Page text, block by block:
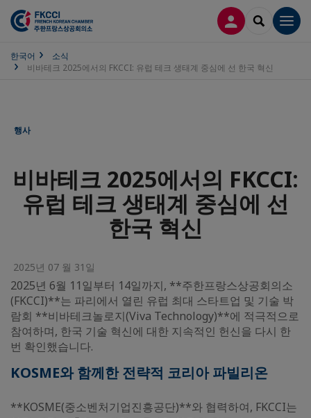
접속 SEARCH
한국어
소식
비바테크 2025에서의 FKCCI: 유럽 테크 생태계 중심에 선 한국 혁신
행사
비바테크 2025에서의 FKCCI:
유럽 테크 생태계 중심에 선
한국 혁신
2025년 07 월 31일
2025년 6월 11일부터 14일까지, **주한프랑스상공회의소
(FKCCI)**는 파리에서 열린 유럽 최대 스타트업 및 기술 박
람회 **비바테크놀로지(Viva Technology)**에 적극적으로
참여하며, 한국 기술 혁신에 대한 지속적인 헌신을 다시 한
번 확인했습니다.
KOSME와 함께한 전략적 코리아 파빌리온
**KOSME(중소벤처기업진흥공단)**와 협력하여, FKCCI는